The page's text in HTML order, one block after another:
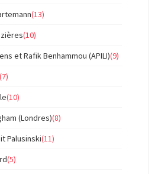
(13)
(10)
et Rafik Benhammou (APILI)(9)
(7)
(10)
(Londres)(8)
Palusinski(11)
(5)